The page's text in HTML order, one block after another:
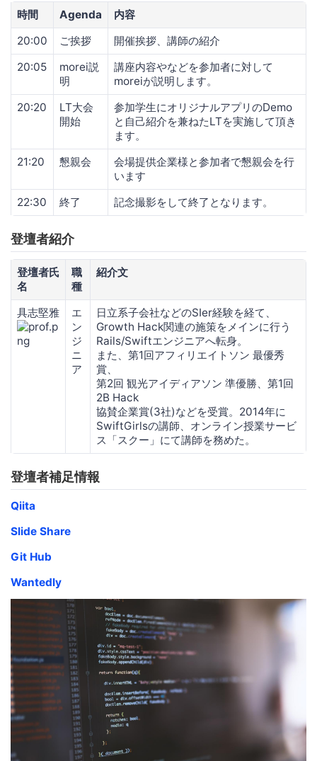
時間 Agenda
内容
20:00
ご挨拶
開催挨拶、講師の紹介
20:05
morei説
明
講座内容やなどを参加者に対して
moreiが説明します。
20:20
LT大会
開始
参加学生にオリジナルアプリのDemo
と自己紹介を兼ねたLTを実施して頂き
ます。
21:20
懇親会
会場提供企業様と参加者で懇親会を行
います
22:30
終了 記念撮影をして終了となります。
登壇者紹介
登壇者氏
名
職
種
紹介文
具志堅雅
エ
ン
ジ
ニ
ア
日立系子会社などのSIer経験を経て、
Growth Hack関連の施策をメインに行う
Rails/Swiftエンジニアへ転身。
また、第1回アフィリエイトソン 最優秀
賞、
第2回 観光アイディアソン 準優勝、第1回
2B Hack
協賛企業賞(3社)などを受賞。2014年に
SwiftGirlsの講師、オンライン授業サービ
ス「スクー」にて講師を務めた。
登壇者補足情報
Qiita
Slide Share
Git Hub
Wantedly